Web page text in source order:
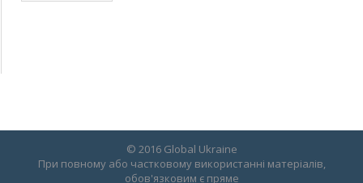
© 2016 Global Ukraine
При повному або частковому використанні матеріалів,
обов'язковим є пряме